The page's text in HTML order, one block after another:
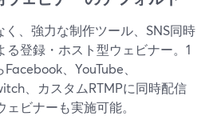
く、強力な制作ツール、SNS同時
る登録・ホスト型ウェビナー。1
、YouTube、
、カスタムRTMPに同時配信
ビナーも実施可能。